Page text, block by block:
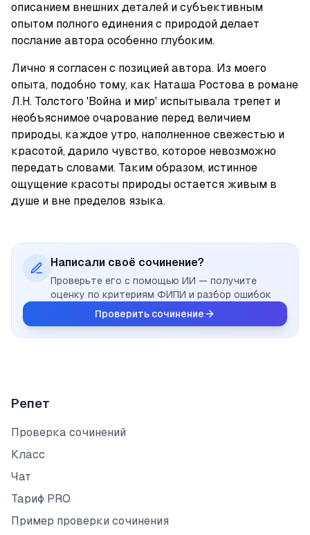
описанием внешних деталей и субъективным
опытом полного единения с природой делает
послание автора особенно глубоким.
Лично я согласен с позицией автора. Из моего
опыта, подобно тому, как Наташа Ростова в романе
Л.Н. Толстого 'Война и мир' испытывала трепет и
необъяснимое очарование перед величием
природы, каждое утро, наполненное свежестью и
красотой, дарило чувство, которое невозможно
передать словами. Таким образом, истинное
ощущение красоты природы остается живым в
душе и вне пределов языка.
Написали своё сочинение?
Проверьте его с помощью ИИ — получите
оценку по критериям ФИПИ и разбор ошибок
Проверить сочинение
Репет
Проверка сочинений
Класс
Чат
Тариф PRO
Пример проверки сочинения